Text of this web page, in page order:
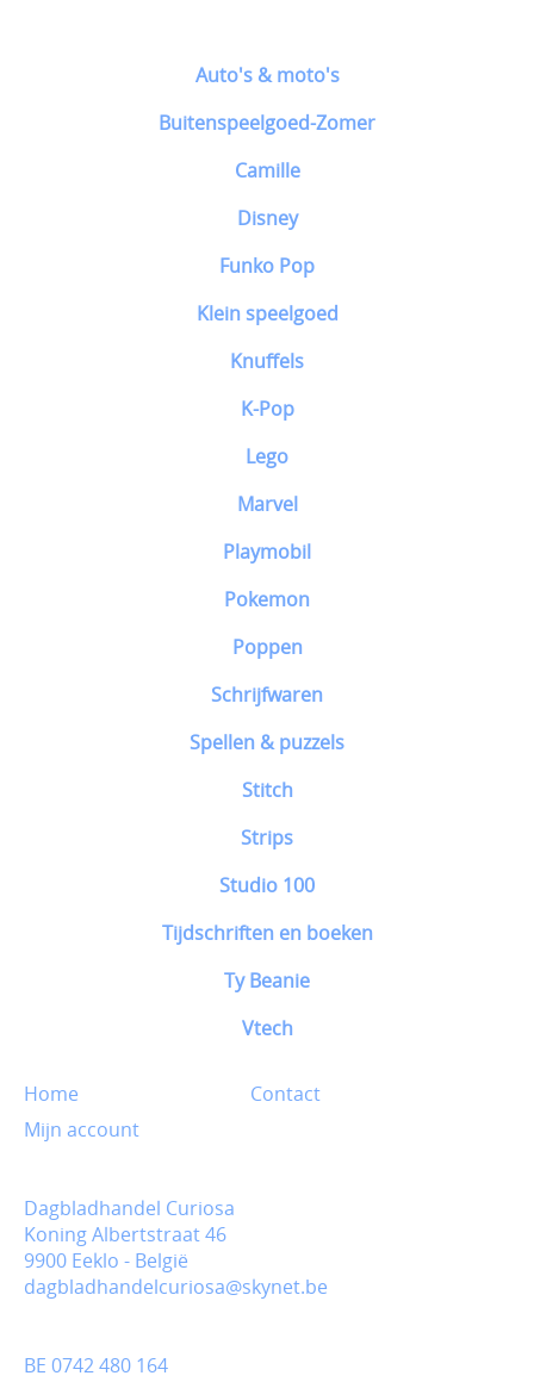
Auto's & moto's
Buitenspeelgoed-Zomer
Camille
Disney
Funko Pop
Klein speelgoed
Knuffels
K-Pop
Lego
Marvel
Playmobil
Pokemon
Poppen
Schrijfwaren
Spellen & puzzels
Stitch
Strips
Studio 100
Tijdschriften en boeken
Ty Beanie
Vtech
Home
Contact
Mijn account
Dagbladhandel Curiosa
Koning Albertstraat 46
9900 Eeklo - België
dagbladhandelcuriosa@skynet.be
BE 0742 480 164